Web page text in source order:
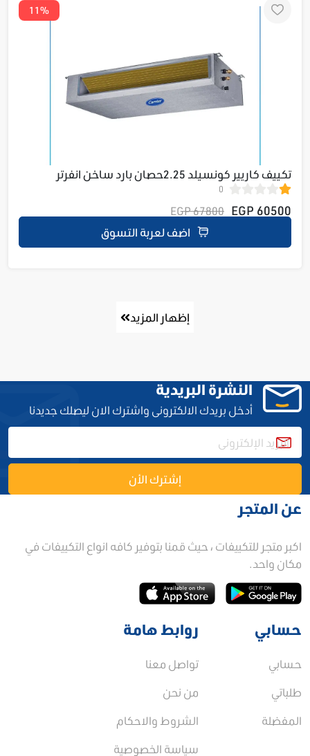
11%
تكييف كاريير كونسيلد 2.25حصان بارد ساخن انفرتر
53QDMA6T18DN-728
0
60500 EGP
67800 EGP
اضف لعربة التسوق
إظهار المزيد
النشرة البريدية
أدخل بريدك الالكترونى واشترك الان ليصلك جديدنا
إشترك الأن
عن المتجر
اكبر متجر للتكييفات ، حيث قمنا بتوفير كافه انواع التكييفات في
مكان واحد.
حسابي
حسابي
طلباتي
المفضلة
روابط هامة
تواصل معنا
من نحن
الشروط والاحكام
سياسة الخصوصية